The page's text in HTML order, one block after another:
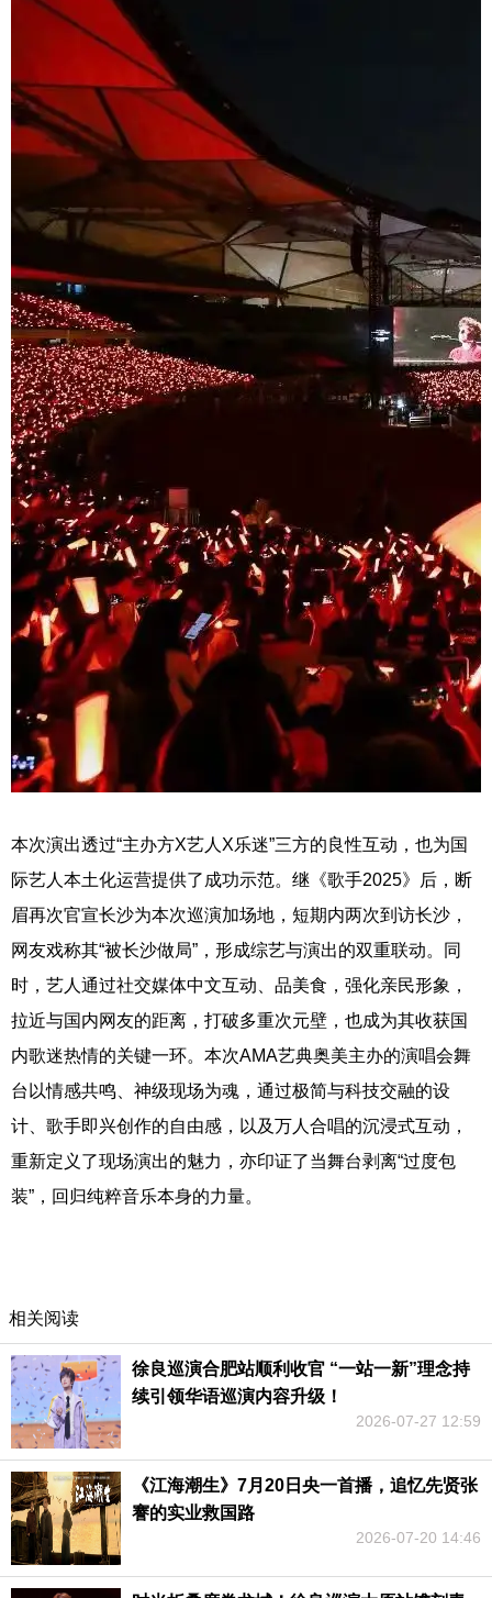
本次演出透过“主办方X艺人X乐迷”三方的良性互动，也为国
际艺人本土化运营提供了成功示范。继《歌手2025》后，断
眉再次官宣长沙为本次巡演加场地，短期内两次到访长沙，
网友戏称其“被长沙做局”，形成综艺与演出的双重联动。同
时，艺人通过社交媒体中文互动、品美食，强化亲民形象，
拉近与国内网友的距离，打破多重次元壁，也成为其收获国
内歌迷热情的关键一环。本次AMA艺典奥美主办的演唱会舞
台以情感共鸣、神级现场为魂，通过极简与科技交融的设
计、歌手即兴创作的自由感，以及万人合唱的沉浸式互动，
重新定义了现场演出的魅力，亦印证了当舞台剥离“过度包
装”，回归纯粹音乐本身的力量。
相关阅读
徐良巡演合肥站顺利收官 “一站一新”理念持
续引领华语巡演内容升级！
2026-07-27 12:59
《江海潮生》7月20日央一首播，追忆先贤张
謇的实业救国路
2026-07-20 14:46